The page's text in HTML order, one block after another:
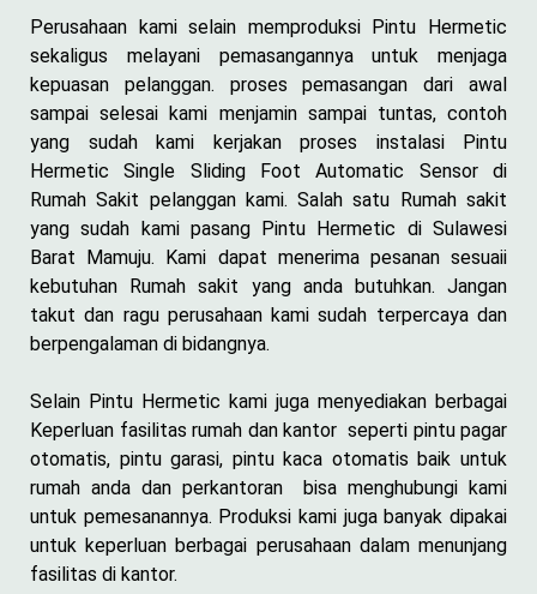
Perusahaan kami selain memproduksi Pintu Hermetic
sekaligus melayani pemasangannya untuk menjaga
kepuasan pelanggan. proses pemasangan dari awal
sampai selesai kami menjamin sampai tuntas, contoh
yang sudah kami kerjakan proses instalasi Pintu
Hermetic Single Sliding Foot Automatic Sensor di
Rumah Sakit pelanggan kami. Salah satu Rumah sakit
yang sudah kami pasang Pintu Hermetic di Sulawesi
Barat Mamuju. Kami dapat menerima pesanan sesuaii
kebutuhan Rumah sakit yang anda butuhkan. Jangan
takut dan ragu perusahaan kami sudah terpercaya dan
berpengalaman di bidangnya.
Selain Pintu Hermetic kami juga menyediakan berbagai
Keperluan fasilitas rumah dan kantor seperti pintu pagar
otomatis, pintu garasi, pintu kaca otomatis baik untuk
rumah anda dan perkantoran bisa menghubungi kami
untuk pemesanannya. Produksi kami juga banyak dipakai
untuk keperluan berbagai perusahaan dalam menunjang
fasilitas di kantor.